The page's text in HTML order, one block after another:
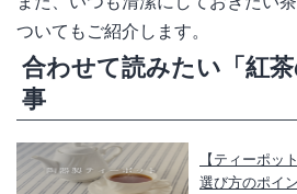
ついてもご紹介します。
合わせて読みたい「紅
事
【ティーポッ
選び方のポイ